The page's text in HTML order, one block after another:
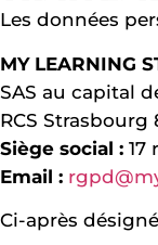
Les données
MY LEARNING
SAS au capital
RCS Strasbourg
Siège social : 17
Email :
Ci-après